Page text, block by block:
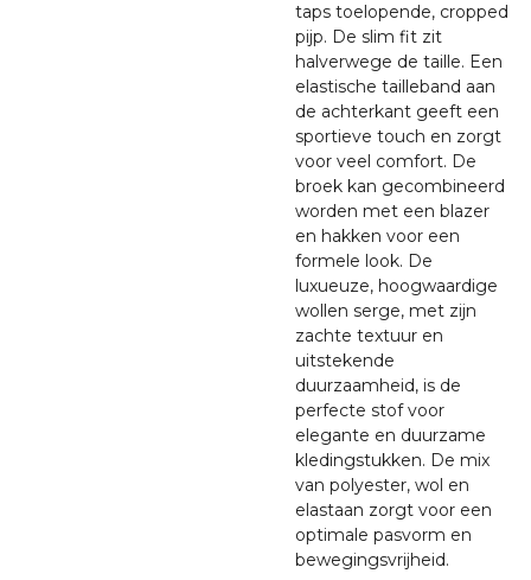
taps toelopende, cropped
pijp. De slim fit zit
halverwege de taille. Een
elastische tailleband aan
de achterkant geeft een
sportieve touch en zorgt
voor veel comfort. De
broek kan gecombineerd
worden met een blazer
en hakken voor een
formele look. De
luxueuze, hoogwaardige
wollen serge, met zijn
zachte textuur en
uitstekende
duurzaamheid, is de
perfecte stof voor
elegante en duurzame
kledingstukken. De mix
van polyester, wol en
elastaan ​​zorgt voor een
optimale pasvorm en
bewegingsvrijheid.